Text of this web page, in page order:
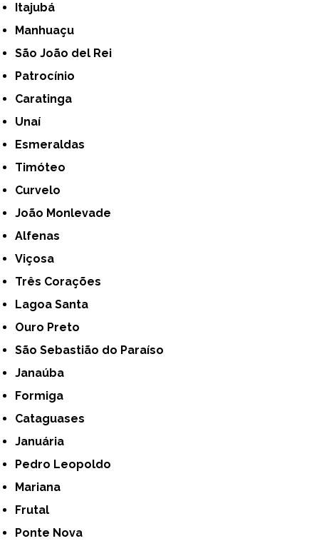
Itajubá
Manhuaçu
São João del Rei
Patrocínio
Caratinga
Unaí
Esmeraldas
Timóteo
Curvelo
João Monlevade
Alfenas
Viçosa
Três Corações
Lagoa Santa
Ouro Preto
São Sebastião do Paraíso
Janaúba
Formiga
Cataguases
Januária
Pedro Leopoldo
Mariana
Frutal
Ponte Nova